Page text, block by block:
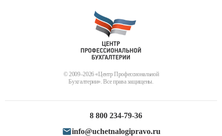
© 2009–2026 «Центр Профессиональной
Бухгалтерии». Все права защищены.
8 800 234-79-36
info@uchetnalogipravo.ru